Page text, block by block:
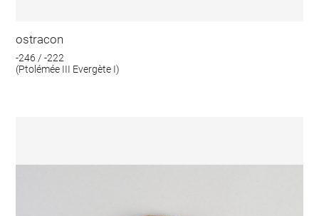
ostracon
-246 / -222
(Ptolémée III Evergète I)